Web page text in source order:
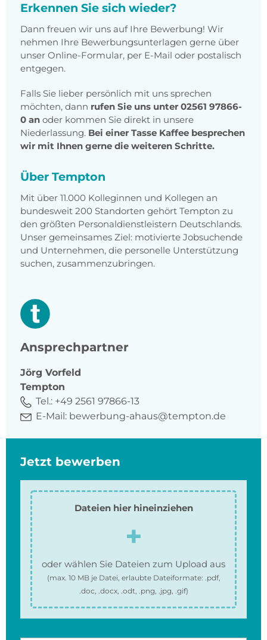
Erkennen Sie sich wieder?
Dann freuen wir uns auf Ihre Bewerbung! Wir
nehmen Ihre Bewerbungsunterlagen gerne über
unser Online-Formular, per E-Mail oder postalisch
entgegen.
Falls Sie lieber persönlich mit uns sprechen
möchten, dann rufen Sie uns unter 02561 97866-
0 an oder kommen Sie direkt in unsere
Niederlassung. Bei einer Tasse Kaffee besprechen
wir mit Ihnen gerne die weiteren Schritte.
Über Tempton
Mit über 11.000 Kolleginnen und Kollegen an
bundesweit 200 Standorten gehört Tempton zu
den größten Personaldienstleistern Deutschlands.
Unser gemeinsames Ziel: motivierte Jobsuchende
und Unternehmen, die personelle Unterstützung
suchen, zusammenzubringen.
Ansprechpartner
Jörg Vorfeld
Tempton
Tel.: +49 2561 97866-13
E-Mail: bewerbung-ahaus@tempton.de
Jetzt bewerben
Dateien hier hineinziehen
oder wählen Sie Dateien zum Upload aus
(max. 10 MBje Datei, erlaubte Dateiformate: .pdf,
.doc, .docx, .odt, .png, .jpg, .gif)